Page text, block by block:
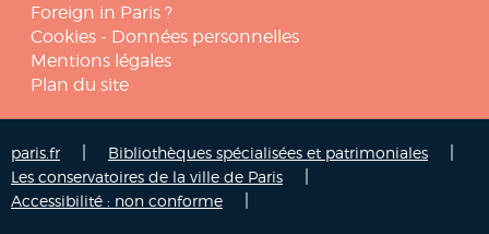
Foreign in Paris ?
Cookies - Données personnelles
Mentions légales
Plan du site
paris.fr Bibliothèques spécialisées et patrimoniales
Les conservatoires de la ville de Paris
Accessibilité : non conforme